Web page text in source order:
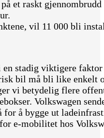
et raskt
vil 11 000 bli
stadig viktigere
bil må bli like enkelt
vi betydelig flere
Volkswagen
for å bygge ut
e-mobilitet hos